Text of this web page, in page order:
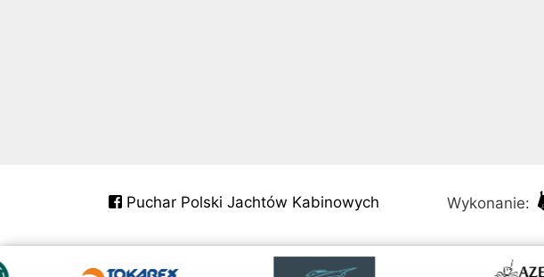
Puchar Polski Jachtów Kabinowych Wykonanie: